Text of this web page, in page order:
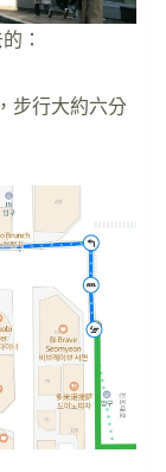
：
步行大約六分